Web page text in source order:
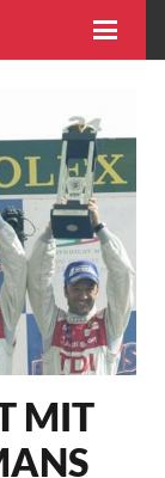
MIT